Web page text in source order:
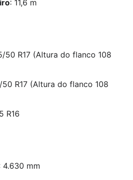
: 11,6 m
50 R17 (Altura do flanco 108
50 R17 (Altura do flanco 108
R16
4.630 mm